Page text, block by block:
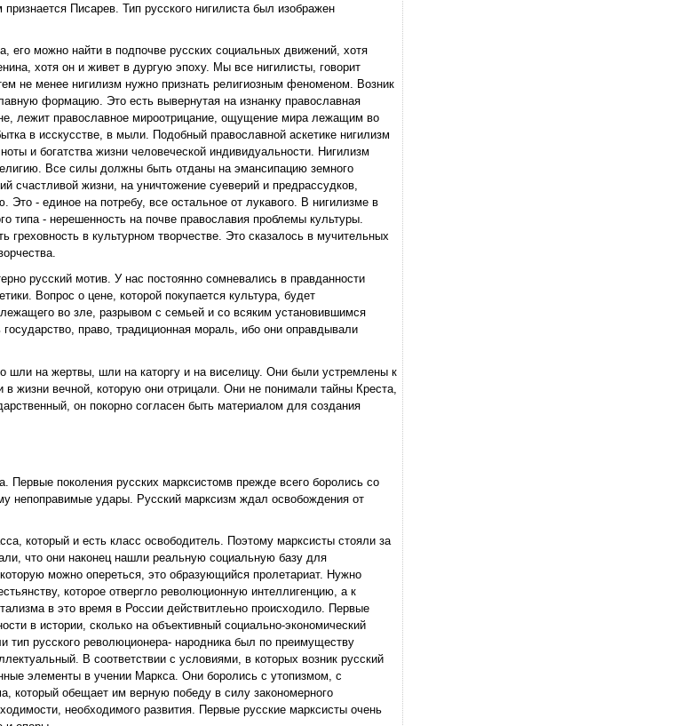
Писарев. Тип русского нигилиста был изображен
его можно найти в подпочве русских социальных движений, хотя
хотя он и живет в дургую эпоху. Мы все нигилисты, говорит
не менее нигилизм нужно признать религиозным феноменом. Возник
формацию. Это есть вывернутая на изнанку православная
лежит православное мироотрицание, ощущение мира лежащим во
в исскусстве, в мыли. Подобный православной аскетике нигилизм
и богатства жизни человеческой индивидуальности. Нигилизм
Все силы должны быть отданы на эмансипацию земного
счастливой жизни, на уничтожение суеверий и предрассудков,
- единое на потребу, все остальное от лукавого. В нигилизме в
типа - нерешенность на почве православия проблемы культуры.
в культурном творчестве. Это сказалось в мучительных
русский мотив. У нас постоянно сомневались в правданности
Вопрос о цене, которой покупается культура, будет
во зле, разрывом с семьей и со всяким установившимся
право, традиционная мораль, ибо они оправдывали
шли на жертвы, шли на каторгу и на виселицу. Они были устремлены к
жизни вечной, которую они отрицали. Они не понимали тайны Креста,
он покорно согласен быть материалом для создания
Первые поколения русских марксистомв прежде всего боролись со
непоправимые удары. Русский марксизм ждал освобождения от
который и есть класс освободитель. Поэтому марксисты стояли за
что они наконец нашли реальную социальную базу для
можно опереться, это образующийся пролетариат. Нужно
которое отвергло революционную интеллигенцию, а к
в это время в России действитлеьно происходило. Первые
в истории, сколько на объективный социально-экономический
тип русского революционера- народника был по преимуществу
В соответствии с условиями, в которых возник русский
элементы в учении Маркса. Они боролись с утопизмом, с
который обещает им верную победу в силу закономерного
необходимого развития. Первые русские марксисты очень